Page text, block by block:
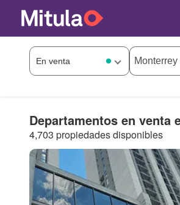
Departamentos en venta
4,703 propiedades disponibles